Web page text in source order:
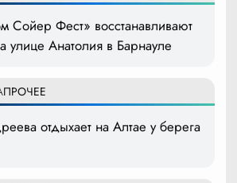
Сойер Фест» восстанавливают
улице Анатолия в Барнауле
ПРОЧЕЕ
отдыхает на Алтае у берега